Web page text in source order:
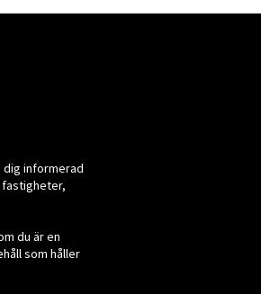
dig informerad
fastigheter,
du är en
som håller